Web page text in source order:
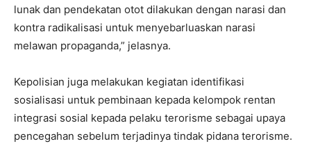
lunak dan pendekatan otot dilakukan dengan narasi dan
kontra radikalisasi untuk menyebarluaskan narasi
melawan propaganda,” jelasnya.
Kepolisian juga melakukan kegiatan identifikasi
sosialisasi untuk pembinaan kepada kelompok rentan
integrasi sosial kepada pelaku terorisme sebagai upaya
pencegahan sebelum terjadinya tindak pidana terorisme.